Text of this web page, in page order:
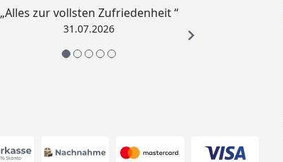
„Alles zur vollsten Zufriedenheit “
31.07.2026